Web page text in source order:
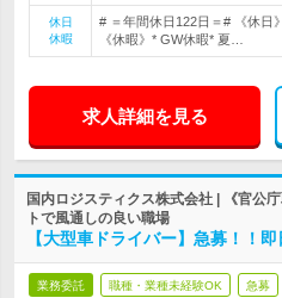
休日
休暇
# ＝年間休日122日＝# 《休日
《休暇》* GW休暇* 夏…
求人詳細を見る
国内ロジスティクス株式会社 | 《官公
トで風通しの良い職場
【大型車ドライバー】急募！！即
業務委託 職種・業種未経験OK 急募